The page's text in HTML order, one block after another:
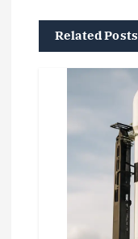
ó
n
Related Posts